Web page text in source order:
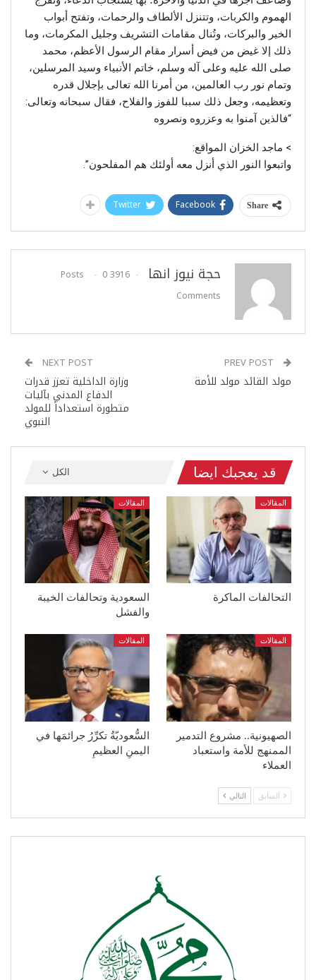
الهموم والكربات، وتتنزل الألطاف والرحمات، وتفتح أبواب
الخير والبركات، وتُنال مقامات التشريف وجليل المكرمات، وما
ذلك إلا غيض من فيض أسرار مقام الرسول الأعظم، محمد
صلى الله عليه وعلى آله وسلم، خاتم الأنبياء وسيد المرسلين،
وتمام نور رب العالمين، من أمرنا الله تعالى بإجلال قدره
وتعظيمه، وجعل ذلك سببا للفوز والفلاح، فقال سبحانه وتعالى:
“فالذين آمنوا به وعزروه ونصروه
> ماجد الخزان المواقع:
واتبعوا النور الذي أنزل معه أولئك هم المفلحون”.
Share
Facebook
Twitter
حجة نيوز انها 3916 Posts
0
Comments
مولد القائد مولد للأمة
NEXT POST
وزارة الداخلية تعزز قدرات
الدفاع المدني بآليات
متطورة استعداداً للمولد
النبوي
الكل قد يعجبك ايضا
المقالات
التحالفات الماكرة
المقالات
السعودية وتحالفات الخيبة
والفشل
المقالات
الصهيونية.. مشروع التدمير
الممنهج للأمة واستعباد
العملاء
المقالات
السُّعوديّةُ تكرِّرُ جرائمَها في
اليمنِ العظيمِ
السابق التالي